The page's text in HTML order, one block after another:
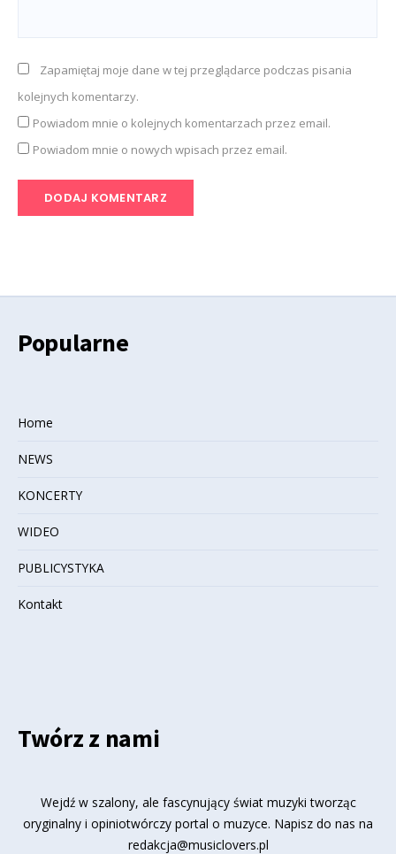
Zapamiętaj moje dane w tej przeglądarce podczas pisania
kolejnych komentarzy.
Powiadom mnie o kolejnych komentarzach przez email.
Powiadom mnie o nowych wpisach przez email.
Popularne
Home
NEWS
KONCERTY
WIDEO
PUBLICYSTYKA
Kontakt
Twórz z nami
Wejdź w szalony, ale fascynujący świat muzyki tworząc
oryginalny i opiniotwórczy portal o muzyce. Napisz do nas na
redakcja@musiclovers.pl